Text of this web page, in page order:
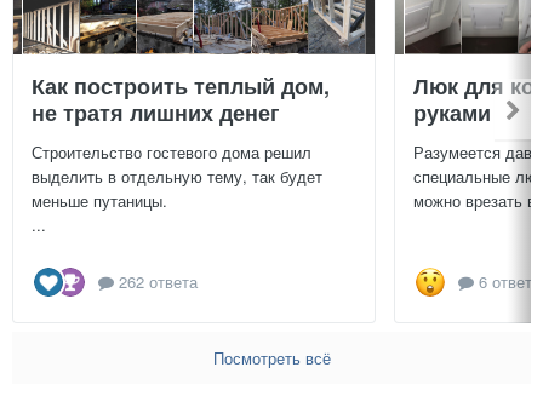
Как построить теплый дом,
не тратя лишних денег
Строительство гостевого дома решил
выделить в отдельную тему, так будет
меньше путаницы.
...
262 ответа
Люк для
руками
Разумеется
специальные
можно врезать
6
Посмотреть всё